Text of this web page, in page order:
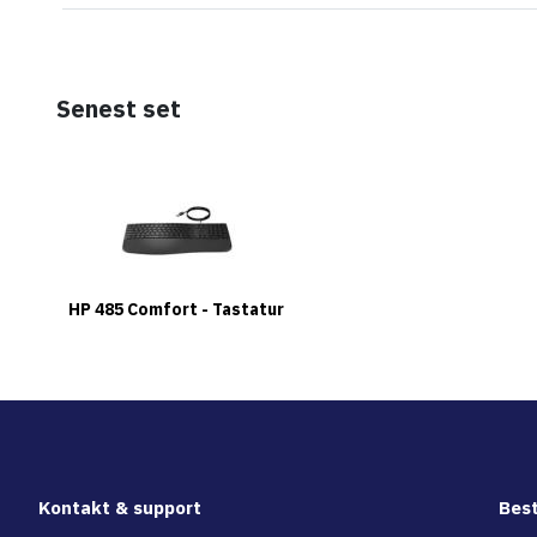
Senest set
HP 485 Comfort - Tastatur
Kontakt & support